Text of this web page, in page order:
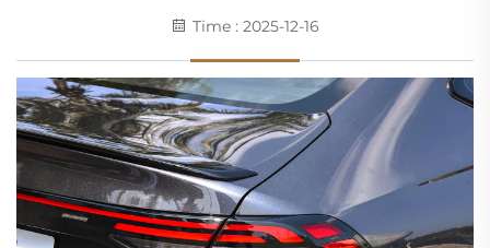
Time : 2025-12-16